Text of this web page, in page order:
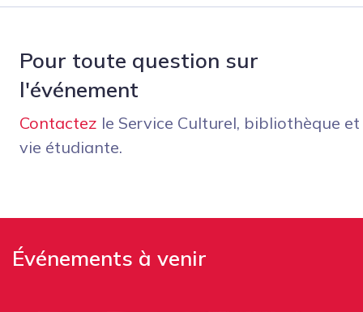
Pour toute question sur
l'événement
Contactez le Service Culturel, bibliothèque et
vie étudiante.
Événements à venir